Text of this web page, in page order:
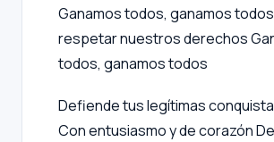
Ganamos todos, ganamos todos
respetar nuestros derechos
todos, ganamos todos
Defiende tus legítimas
Con entusiasmo y de corazón